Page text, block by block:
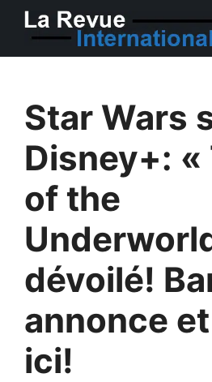
Aller
Star Wars
Disney+: «
of the
dévoilé!
annonce
ici!